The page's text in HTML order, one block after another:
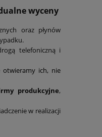
wyceny
oraz płynów
telefoniczną i
otwieramy ich, nie
produkcyjne,
w realizacji